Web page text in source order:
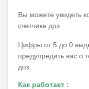
Вы можете увидеть
счетчике доз.
Цифры от 5 до 0
предупредить вас о
доз.
Как работает :